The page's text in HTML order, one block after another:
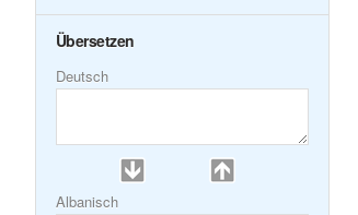
Übersetzen
Deutsch
Albanisch